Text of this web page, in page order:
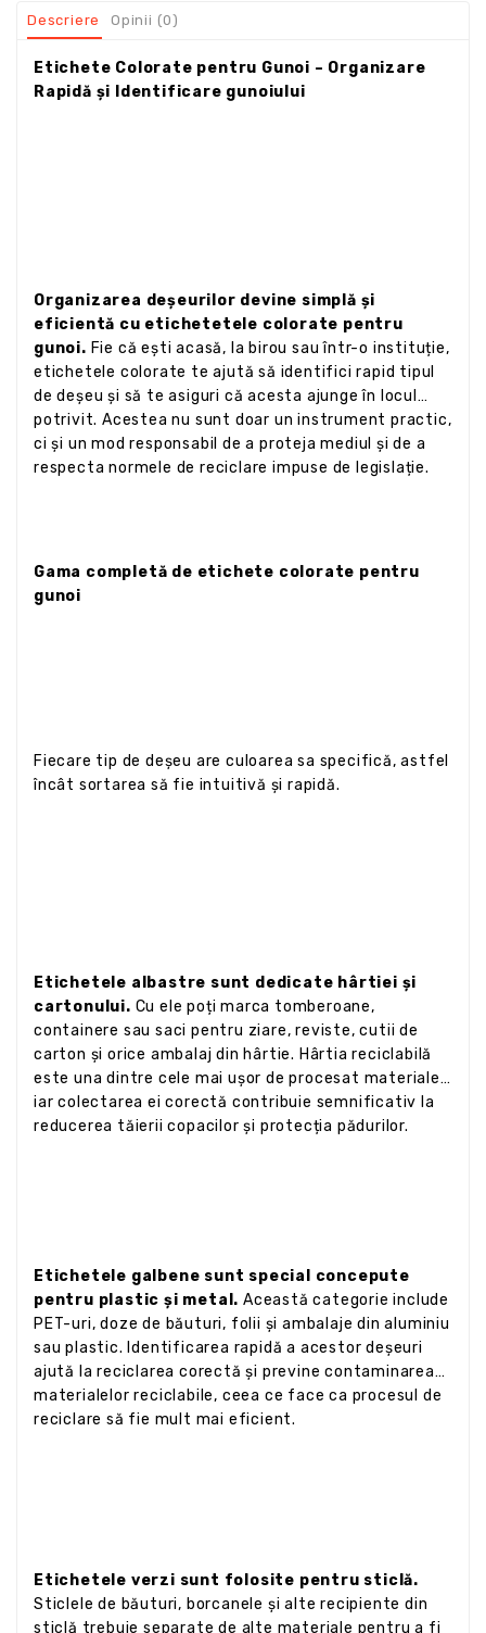
Descriere Opinii (0)
Etichete Colorate pentru Gunoi – Organizare
Rapidă și Identificare gunoiului
Organizarea deșeurilor devine simplă și
eficientă cu etichetetele colorate pentru
gunoi. Fie că ești acasă, la birou sau într-o instituție,
etichetele colorate te ajută să identifici rapid tipul
de deșeu și să te asiguri că acesta ajunge în locul
potrivit. Acestea nu sunt doar un instrument practic,
ci și un mod responsabil de a proteja mediul și de a
respecta normele de reciclare impuse de legislație.
Gama completă de etichete colorate pentru
gunoi
Fiecare tip de deșeu are culoarea sa specifică, astfel
încât sortarea să fie intuitivă și rapidă.
Etichetele albastre sunt dedicate hârtiei și
cartonului. Cu ele poți marca tomberoane,
containere sau saci pentru ziare, reviste, cutii de
carton și orice ambalaj din hârtie. Hârtia reciclabilă
este una dintre cele mai ușor de procesat materiale,
iar colectarea ei corectă contribuie semnificativ la
reducerea tăierii copacilor și protecția pădurilor.
Etichetele galbene sunt special concepute
pentru plastic și metal. Această categorie include
PET-uri, doze de băuturi, folii și ambalaje din aluminiu
sau plastic. Identificarea rapidă a acestor deșeuri
ajută la reciclarea corectă și previne contaminarea
materialelor reciclabile, ceea ce face ca procesul de
reciclare să fie mult mai eficient.
Etichetele verzi sunt folosite pentru sticlă.
Sticlele de băuturi, borcanele și alte recipiente din
sticlă trebuie separate de alte materiale pentru a fi